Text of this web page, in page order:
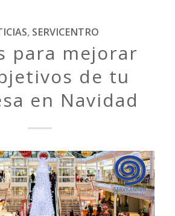
, SERVICENTRO
para mejorar
de tu
en Navidad